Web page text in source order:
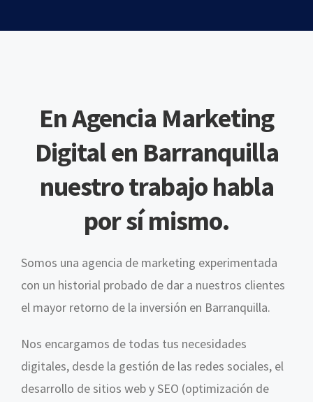
En Agencia Marketing
Digital en Barranquilla
nuestro trabajo habla
por sí mismo.
Somos una agencia de marketing experimentada
con un historial probado de dar a nuestros clientes
el mayor retorno de la inversión en Barranquilla.
Nos encargamos de todas tus necesidades
digitales, desde la gestión de las redes sociales, el
desarrollo de sitios web y SEO (optimización de